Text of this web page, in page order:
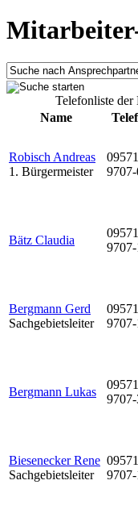
Telefonliste
Name
Robisch Andreas
1. Bürgermeister
09571
Bätz Claudia
09571
Bergmann Gerd
Sachgebietsleiter
09571
Bergmann Lukas
09571
Biesenecker Rene
Sachgebietsleiter
09571